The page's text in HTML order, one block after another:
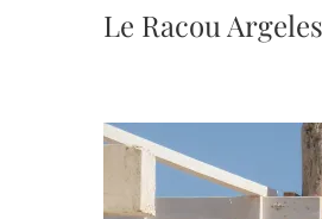
Le Racou